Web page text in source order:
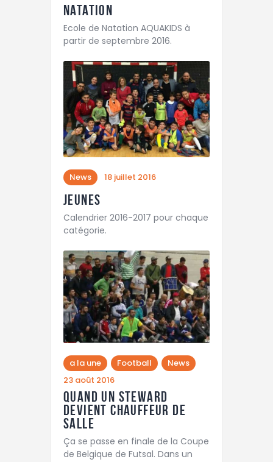
Natation
Ecole de Natation AQUAKIDS à
partir de septembre 2016.
News 18 juillet 2016
Jeunes
Calendrier 2016-2017 pour chaque
catégorie.
a la une Football
News
23 août 2016
Quand un steward
devient chauffeur de
salle
Ça se passe en finale de la Coupe
de Belgique de Futsal. Dans un